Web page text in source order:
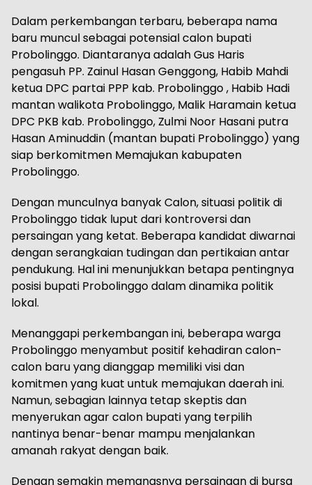
Dalam perkembangan terbaru, beberapa nama
baru muncul sebagai potensial calon bupati
Probolinggo. Diantaranya adalah Gus Haris
pengasuh PP. Zainul Hasan Genggong, Habib Mahdi
ketua DPC partai PPP kab. Probolinggo , Habib Hadi
mantan walikota Probolinggo, Malik Haramain ketua
DPC PKB kab. Probolinggo, Zulmi Noor Hasani putra
Hasan Aminuddin (mantan bupati Probolinggo) yang
siap berkomitmen Memajukan kabupaten
Probolinggo.
Dengan munculnya banyak Calon, situasi politik di
Probolinggo tidak luput dari kontroversi dan
persaingan yang ketat. Beberapa kandidat diwarnai
dengan serangkaian tudingan dan pertikaian antar
pendukung. Hal ini menunjukkan betapa pentingnya
posisi bupati Probolinggo dalam dinamika politik
lokal.
Menanggapi perkembangan ini, beberapa warga
Probolinggo menyambut positif kehadiran calon-
calon baru yang dianggap memiliki visi dan
komitmen yang kuat untuk memajukan daerah ini.
Namun, sebagian lainnya tetap skeptis dan
menyerukan agar calon bupati yang terpilih
nantinya benar-benar mampu menjalankan
amanah rakyat dengan baik.
Dengan semakin memanasnya persaingan di bursa